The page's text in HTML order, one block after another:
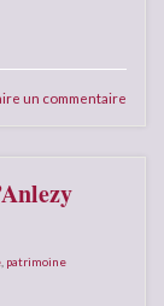
un commentaire
patrimoine